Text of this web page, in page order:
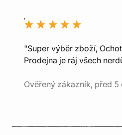
"Super výběr zboží,
Prodejna je ráj všech
Ověřený zákazník, před 5